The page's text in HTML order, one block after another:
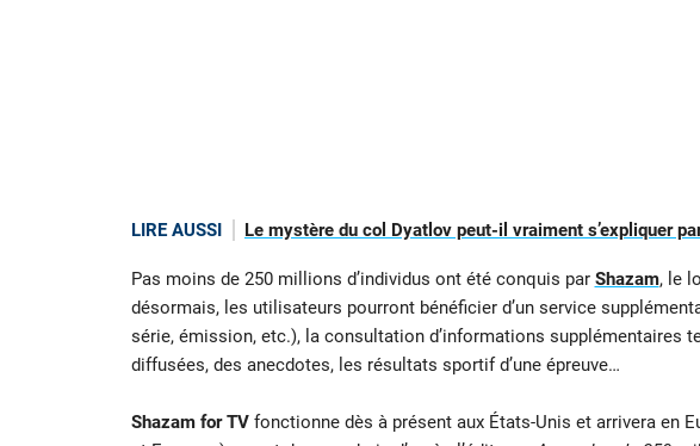
LIRE AUSSI Le mystère du col Dyatlov peut-il vraiment s’expliquer
Pas moins de 250 millions d’individus ont été conquis par Shazam, le
désormais, les utilisateurs pourront bénéficier d’un service
série, émission, etc.), la consultation d’informations supplémentaires
diffusées, des anecdotes, les résultats sportif d’une épreuve…
Shazam for TVfonctionne dès à présent aux États-Unis et arrivera en